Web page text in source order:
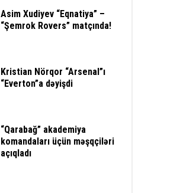
Asim Xudiyev “Eqnatiya” –
“Şemrok Rovers” matçında!
Kristian Nörqor “Arsenal”ı
“Everton”a dəyişdi
“Qarabağ” akademiya
komandaları üçün məşqçiləri
açıqladı